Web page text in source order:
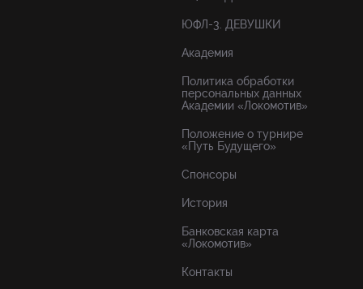
ЮФЛ-3. ДЕВУШКИ
Академия
Политика обработки
персональных данных
Академии «Локомотив»
Положение о турнире
«Путь Будущего»
Спонсоры
История
Банковская карта
«Локомотив»
Контакты